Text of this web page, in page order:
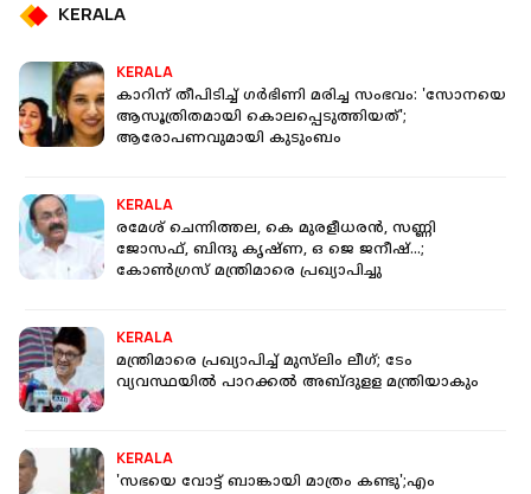
KERALA
KERALA
കാറിന് തീപിടിച്ച് ഗര്‍ഭിണി മരിച്ച സംഭവം: 'സോനയെ
ആസൂത്രിതമായി കൊലപ്പെടുത്തിയത്';
ആരോപണവുമായി കുടുംബം
KERALA
രമേശ് ചെന്നിത്തല, കെ മുരളീധരന്‍, സണ്ണി
ജോസഫ്, ബിന്ദു കൃഷ്ണ, ഒ ജെ ജനീഷ്…;
കോണ്‍ഗ്രസ് മന്ത്രിമാരെ പ്രഖ്യാപിച്ചു
KERALA
മന്ത്രിമാരെ പ്രഖ്യാപിച്ച് മുസ്‌ലിം ലീഗ്; ടേം
വ്യവസ്ഥയില്‍ പാറക്കല്‍ അബ്ദുളള മന്ത്രിയാകും
KERALA
'സഭയെ വോട്ട് ബാങ്കായി മാത്രം കണ്ടു';എം